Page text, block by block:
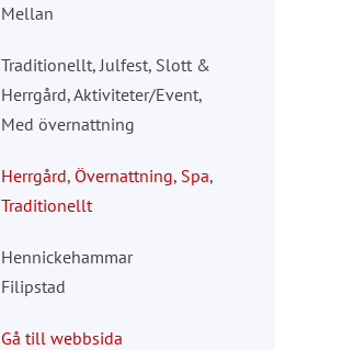
Mellan
Traditionellt, Julfest, Slott &
Herrgård, Aktiviteter/Event,
Med övernattning
Herrgård, Övernattning, Spa,
Traditionellt
Hennickehammar
Filipstad
Gå till webbsida